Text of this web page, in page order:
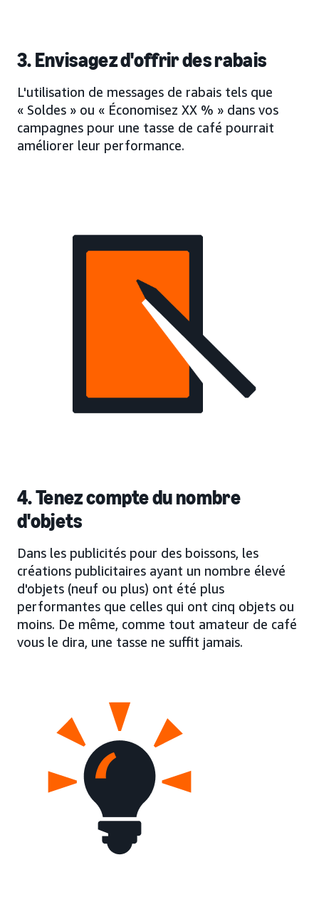
3. Envisagez d'offrir des rabais
L'utilisation de messages de rabais tels que
« Soldes » ou « Économisez XX % » dans vos
campagnes pour une tasse de café pourrait
améliorer leur performance.
4. Tenez compte du nombre
d'objets
Dans les publicités pour des boissons, les
créations publicitaires ayant un nombre élevé
d'objets (neuf ou plus) ont été plus
performantes que celles qui ont cinq objets ou
moins. De même, comme tout amateur de café
vous le dira, une tasse ne suffit jamais.